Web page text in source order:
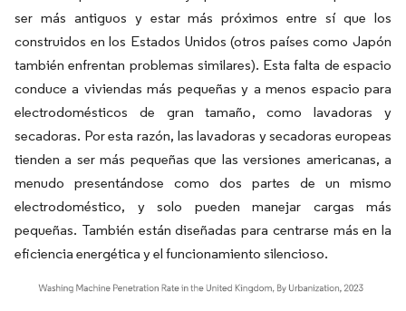
ser más antiguos y estar más próximos entre sí que los
construidos en los Estados Unidos (otros países como Japón
también enfrentan problemas similares). Esta falta de espacio
conduce a viviendas más pequeñas y a menos espacio para
electrodomésticos de gran tamaño, como lavadoras y
secadoras. Por esta razón, las lavadoras y secadoras europeas
tienden a ser más pequeñas que las versiones americanas, a
menudo presentándose como dos partes de un mismo
electrodoméstico, y solo pueden manejar cargas más
pequeñas. También están diseñadas para centrarse más en la
eficiencia energética y el funcionamiento silencioso.